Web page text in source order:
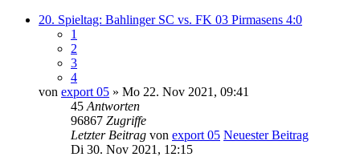
20. Spieltag: Bahlinger SC vs. FK 03 Pirmasens 4:0
1
2
3
4
von export 05 » Mo 22. Nov 2021, 09:41
45 Antworten
96867 Zugriffe
Letzter Beitrag von export 05 Neuester Beitrag
Di 30. Nov 2021, 12:15